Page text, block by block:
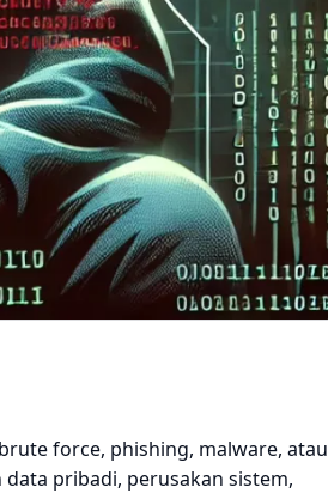
force, phishing, malware, atau
pribadi, perusakan sistem,